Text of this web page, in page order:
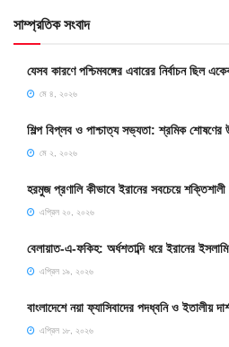
সাম্প্রতিক সংবাদ
যেসব কারণে পশ্চিমবঙ্গের এবারের নির্বাচন ছিল
মে ৪, ২০২৬
শিল্প বিপ্লব ও পাশ্চাত্য সভ্যতা: শ্রমিক শোষণের
মে ২, ২০২৬
হরমুজ প্রণালি কীভাবে ইরানের সবচেয়ে
এপ্রিল ২০, ২০২৬
বেলায়াত-এ-ফকিহ: অর্ধশতাব্দি ধরে ইরানের
এপ্রিল ১৯, ২০২৬
বাংলাদেশে নয়া ফ্যাসিবাদের পদধ্বনি ও ইতালীয়
এপ্রিল ১৮, ২০২৬